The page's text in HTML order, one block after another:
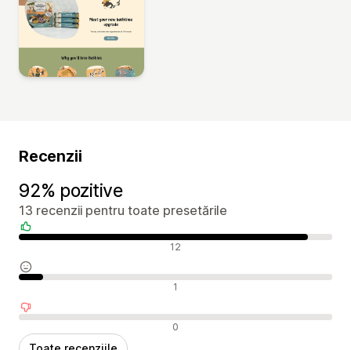
Recenzii
92% pozitive
13 recenzii pentru toate presetările
Recenzii pozitive 12
Recenzii neutre 1
Recenzii negative 0